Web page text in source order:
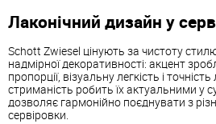
Лаконічний дизайн у
Schott Zwiesel цінують за чистоту
надмірної декоративності: акцент
пропорції, візуальну легкість і
стриманість робить їх актуальними у
дозволяє гармонійно поєднувати з
сервіровки.